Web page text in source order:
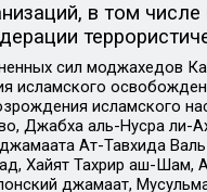
в том
сил моджахедов
исламского
исламского
Джабха аль-Нусра
Ат-Тавхида
Хайят Тахрир аш-Шам,
джамаат,